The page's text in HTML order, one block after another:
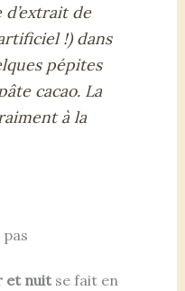
de
!) dans
pépites
cacao. La
à la
et nuitse fait en